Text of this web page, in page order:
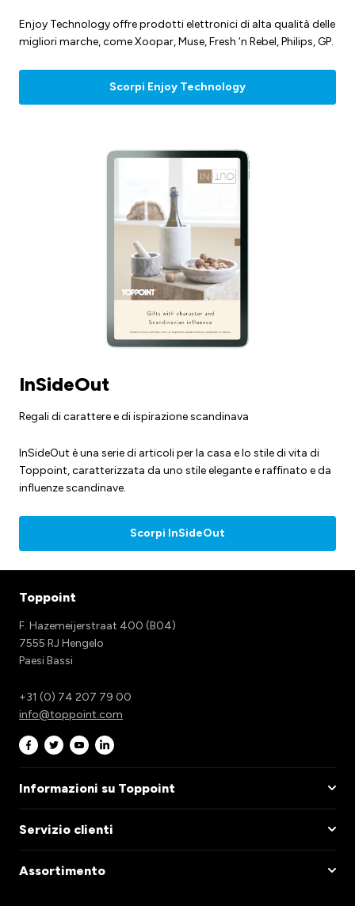
Enjoy Technology offre prodotti elettronici di alta qualità delle
migliori marche, come Xoopar, Muse, Fresh ‘n Rebel, Philips, GP.
Scorpi Enjoy Technology
InSideOut
Regali di carattere e di ispirazione scandinava
InSideOut è una serie di articoli per la casa e lo stile di vita di
Toppoint, caratterizzata da uno stile elegante e raffinato e da
influenze scandinave.
Scorpi InSideOut
Toppoint
F. Hazemeijerstraat 400 (B04)
7555 RJ Hengelo
Paesi Bassi
+31 (0) 74 207 79 00
info@toppoint.com
Informazioni su Toppoint
Servizio clienti
Assortimento